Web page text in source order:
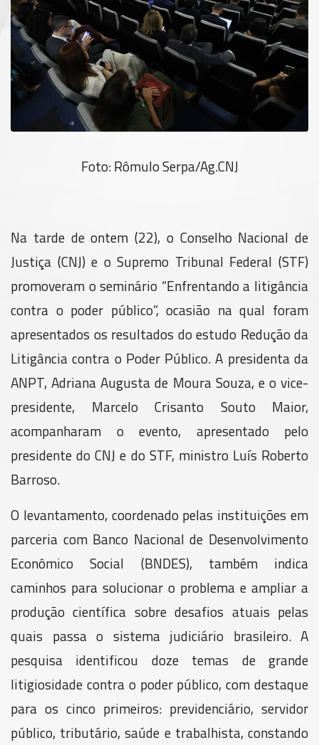
Foto: Rômulo Serpa/Ag.CNJ
Na tarde de ontem (22), o Conselho Nacional de
Justiça (CNJ) e o Supremo Tribunal Federal (STF)
promoveram o seminário “Enfrentando a litigância
contra o poder público”, ocasião na qual foram
apresentados os resultados do estudo Redução da
Litigância contra o Poder Público. A presidenta da
ANPT, Adriana Augusta de Moura Souza, e o vice-
presidente, Marcelo Crisanto Souto Maior,
acompanharam o evento, apresentado pelo
presidente do CNJ e do STF, ministro Luís Roberto
Barroso.
O levantamento, coordenado pelas instituições em
parceria com Banco Nacional de Desenvolvimento
Econômico Social (BNDES), também indica
caminhos para solucionar o problema e ampliar a
produção científica sobre desafios atuais pelas
quais passa o sistema judiciário brasileiro. A
pesquisa identificou doze temas de grande
litigiosidade contra o poder público, com destaque
para os cinco primeiros: previdenciário, servidor
público, tributário, saúde e trabalhista, constando